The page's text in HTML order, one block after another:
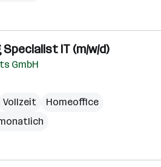
IT (m/w/d)
GmbH
Vollzeit
Homeoffice